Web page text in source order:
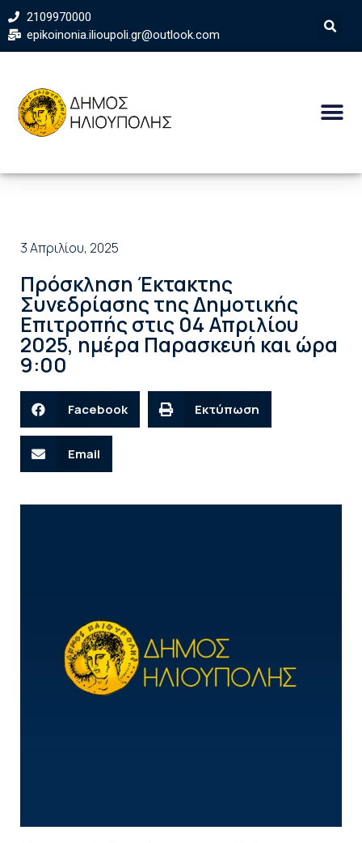
2109970000
epikoinonia.ilioupoli.gr@outlook.com
3 Απριλίου, 2025
Πρόσκληση Έκτακτης
Συνεδρίασης της Δημοτικής
Επιτροπής στις 04 Απριλίου
2025, ημέρα Παρασκευή και ώρα
9:00
Facebook Εκτύπωση
Email